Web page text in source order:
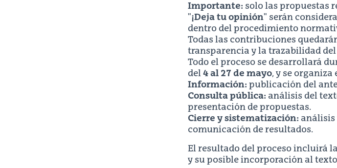
Importante: solo las propuestas
"¡Deja tu opinión" serán
dentro del procedimiento
Todas las contribuciones
transparencia y la trazabilidad del
Todo el proceso se desarrollará
del 4 al 27 de mayo, y se organiza
Información: publicación del
Consulta pública: análisis del
presentación de propuestas.
Cierre y sistematización: análisis
comunicación de resultados.
El resultado del proceso incluirá
y su posible incorporación al